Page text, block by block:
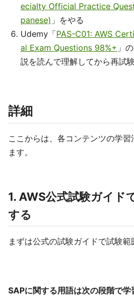
ecialty Official Practice
panese) 」をやる
Udemy「PAS-C01: AWS
al Exam Questions 98%+ 」
説を読んで理解してから再試
詳細
ここからは、各コンテンツの学
ます。
1. AWS公式試験ガイド
する
まずは公式の試験ガイドで試験範
SAPに関する用語は次の段階で